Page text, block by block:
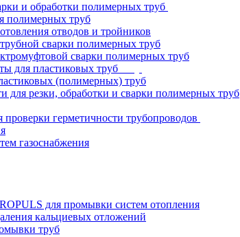
и обработки полимерных труб
полимерных труб
отводов и тройников
сварки полимерных труб
сварки полимерных труб
для пластиковых труб
(полимерных) труб
для резки, обработки и сварки полимерных труб
герметичности трубопроводов
газоснабжения
для промывки систем отопления
кальциевых отложений
труб